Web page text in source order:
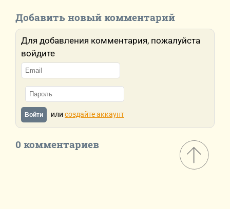
Добавить новый комментарий
Для добавления комментария, пожалуйста
войдите
Войти или создайте аккаунт
0 комментариев